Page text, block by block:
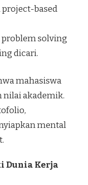
based
problem solving
dicari.
mahasiswa
nilai akademik.
mental
Dunia Kerja